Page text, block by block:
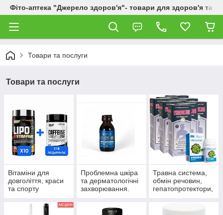
Фіто-аптека "Джерело здоров'я"- товари для здоров'я та
Товари та послуги
Товари та послуги
Вітаміни для
довголіття, краси
та спорту
Проблемна шкіра
та дерматологічні
захворювання.
Травна система,
обмін речовин,
гепатопротектори,